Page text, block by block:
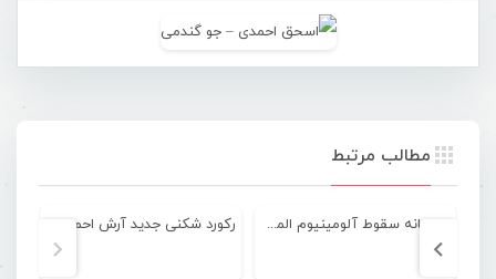
مطالب مرتبط
به بهانه سقوط آلومینیوم المهدی به لیگ دسته دوم